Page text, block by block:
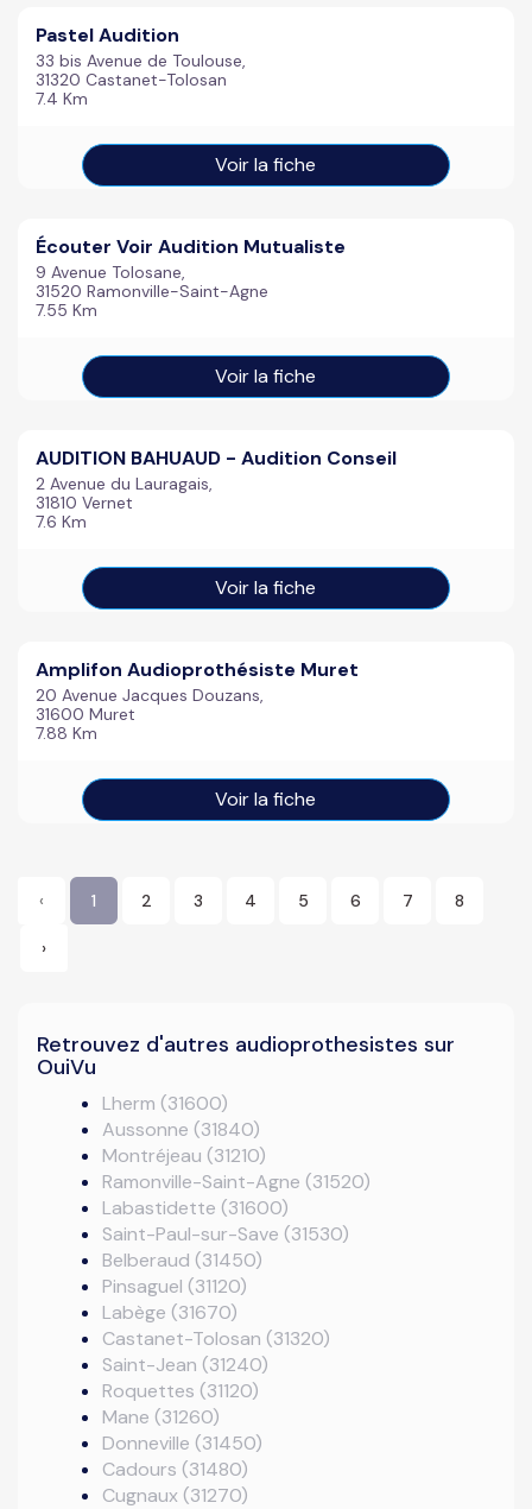
Pastel Audition
33 bis Avenue de Toulouse,
31320 Castanet-Tolosan
7.4 Km
Voir la fiche
Écouter Voir Audition Mutualiste
9 Avenue Tolosane,
31520 Ramonville-Saint-Agne
7.55 Km
Voir la fiche
AUDITION BAHUAUD - Audition Conseil
2 Avenue du Lauragais,
31810 Vernet
7.6 Km
Voir la fiche
Amplifon Audioprothésiste Muret
20 Avenue Jacques Douzans,
31600 Muret
7.88 Km
Voir la fiche
‹ 1 2 3 4 5 6 7 8
›
Retrouvez d'autres audioprothesistes sur
OuiVu
Lherm (31600)
Aussonne (31840)
Montréjeau (31210)
Ramonville-Saint-Agne (31520)
Labastidette (31600)
Saint-Paul-sur-Save (31530)
Belberaud (31450)
Pinsaguel (31120)
Labège (31670)
Castanet-Tolosan (31320)
Saint-Jean (31240)
Roquettes (31120)
Mane (31260)
Donneville (31450)
Cadours (31480)
Cugnaux (31270)